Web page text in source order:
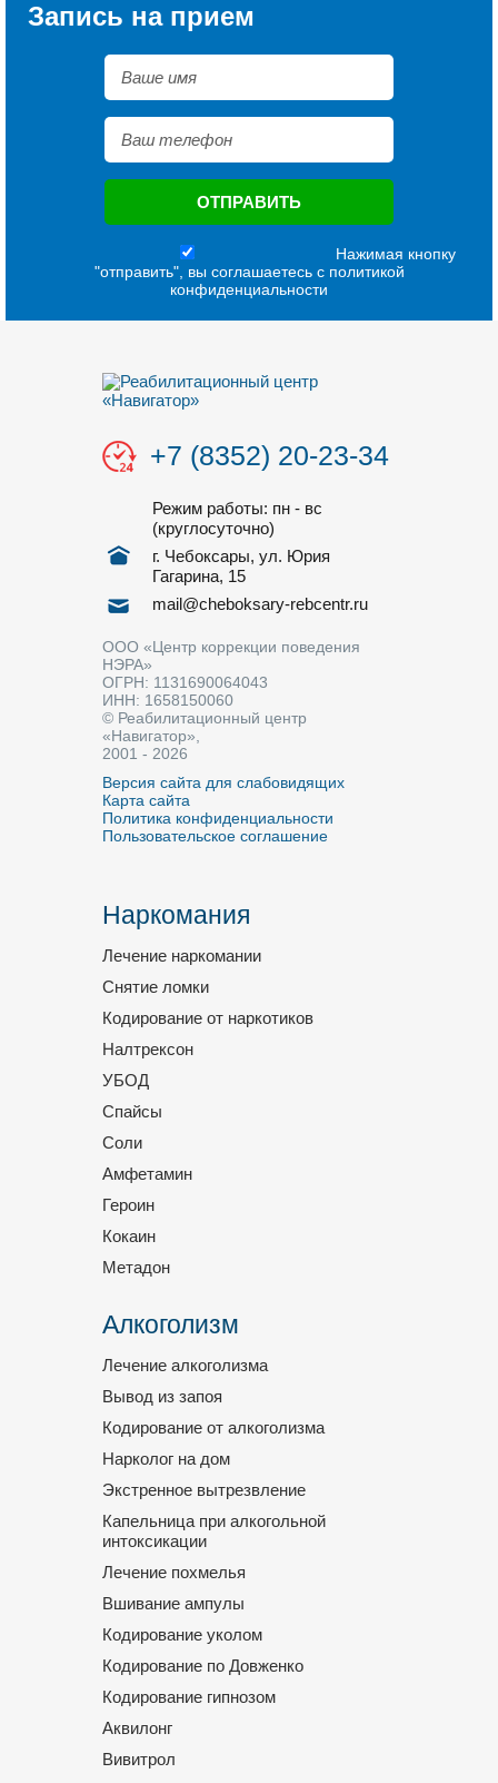
Запись на прием
Нажимая кнопку
"отправить", вы соглашаетесь с политикой
конфиденциальности
+7 (8352) 20-23-34
Режим работы: пн - вс
(круглосуточно)
г. Чебоксары, ул. Юрия
Гагарина, 15
mail@cheboksary-rebcentr.ru
ООО «Центр коррекции поведения
НЭРА»
ОГРН: 1131690064043
ИНН: 1658150060
© Реабилитационный центр
«Навигатор»,
2001 - 2026
Версия сайта для слабовидящих
Карта сайта
Политика конфиденциальности
Пользовательское соглашение
Наркомания
Лечение наркомании
Снятие ломки
Кодирование от наркотиков
Налтрексон
УБОД
Спайсы
Соли
Амфетамин
Героин
Кокаин
Метадон
Алкоголизм
Лечение алкоголизма
Вывод из запоя
Кодирование от алкоголизма
Нарколог на дом
Экстренное вытрезвление
Капельница при алкогольной
интоксикации
Лечение похмелья
Вшивание ампулы
Кодирование уколом
Кодирование по Довженко
Кодирование гипнозом
Аквилонг
Вивитрол